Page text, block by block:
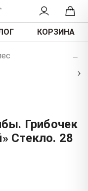
КОРЗИНА
›
+
−
Грибочек
Стекло. 28